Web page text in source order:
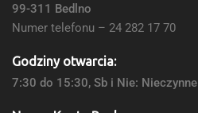
99-311 Bedlno
Numer telefonu – 24 282 17 70
Godziny otwarcia:
7:30 do 15:30, Sb i Nie: Nieczynne